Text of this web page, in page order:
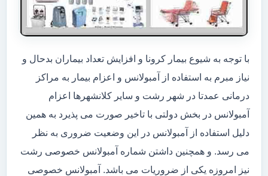
با توجه به شیوع بیمار کرونا و افزایش تعداد بیماران بدحال و
نیاز مبرم به استفاده از آمبولانس و اعزام بیمار به مراکز
درمانی عمدتا در شهر رشت و سایر کلانشهرها اعزام
آمبولانس در بخش دولتی با تاخیر صورت می پذیرد به همین
دلیل استفاده از آمبولانس در این وضعیت ضروری به نظر
می رسد. و همچنین داشتن شماره آمبولانس خصوصی رشت
نیز امروزه یکی از ضروریات می باشد. آمبولانس خصوصی